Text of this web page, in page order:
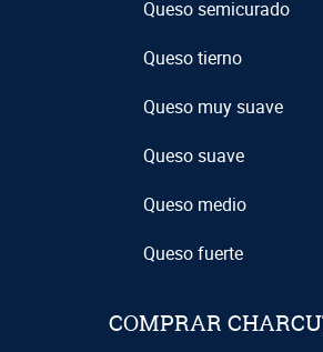
Queso semicurado
Queso tierno
Queso muy suave
Queso suave
Queso medio
Queso fuerte
COMPRAR